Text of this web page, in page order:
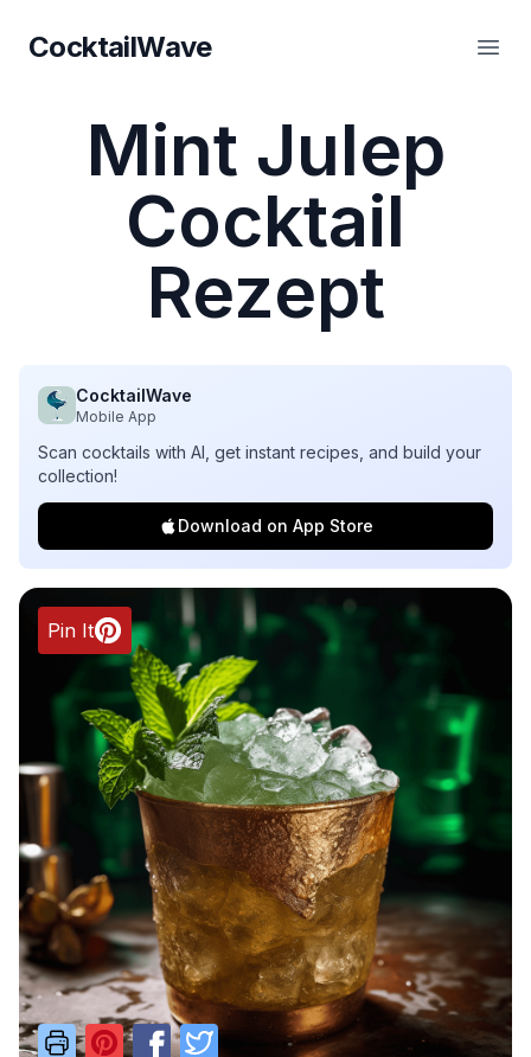
CocktailWave
CocktailWave
Mint Julep
Cocktail
Rezept
CocktailWave
Mobile App
Scan cocktails with AI, get instant recipes, and build your
collection!
Download on App Store
Pin It